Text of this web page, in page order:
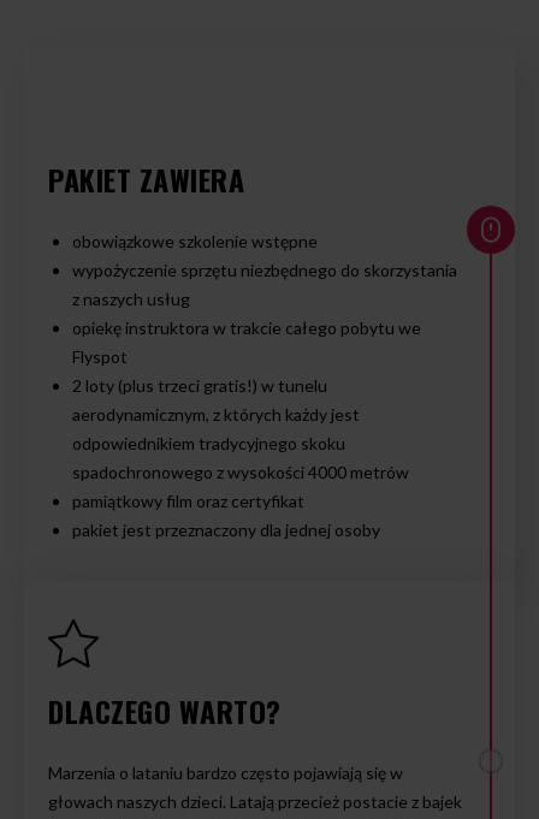
PAKIET ZAWIERA
obowiązkowe szkolenie wstępne
wypożyczenie sprzętu niezbędnego do skorzystania
z naszych usług
opiekę instruktora w trakcie całego pobytu we
Flyspot
2 loty (plus trzeci gratis!) w tunelu
aerodynamicznym, z których każdy jest
odpowiednikiem tradycyjnego skoku
spadochronowego z wysokości 4000 metrów
pamiątkowy film oraz certyfikat
pakiet jest przeznaczony dla jednej osoby
DLACZEGO WARTO?
Marzenia o lataniu bardzo często pojawiają się w
głowach naszych dzieci. Latają przecież postacie z bajek